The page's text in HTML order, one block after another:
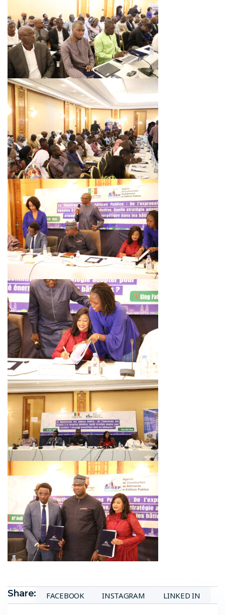
Share: FACEBOOK INSTAGRAM LINKED IN